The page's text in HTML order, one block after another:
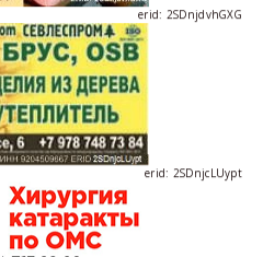
erid: 2SDnjcLUypt